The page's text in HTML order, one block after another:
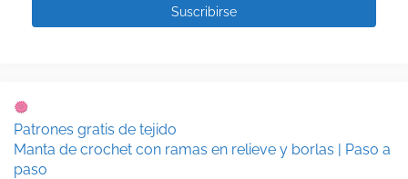
Patrones gratis de tejido
Manta de crochet con ramas en relieve y borlas | Paso a
paso